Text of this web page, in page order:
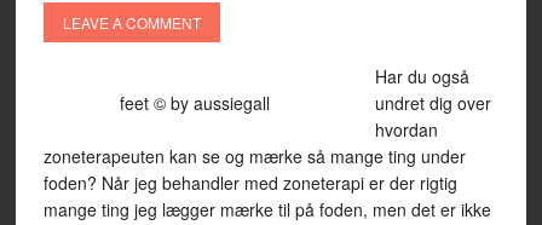
LEAVE A COMMENT
feet © by aussiegall
Har du også
undret dig over
hvordan
zoneterapeuten kan se og mærke så mange ting under
foden? Når jeg behandler med zoneterapi er der rigtig
mange ting jeg lægger mærke til på foden, men det er ikke